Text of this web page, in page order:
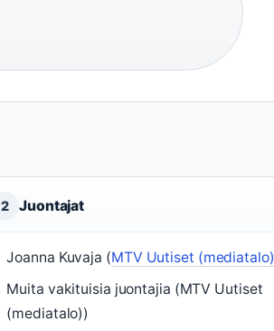
2 Juontajat
Joanna Kuvaja (MTV Uutiset (mediatalo)
Muita vakituisia juontajia (MTV Uutiset
(mediatalo))